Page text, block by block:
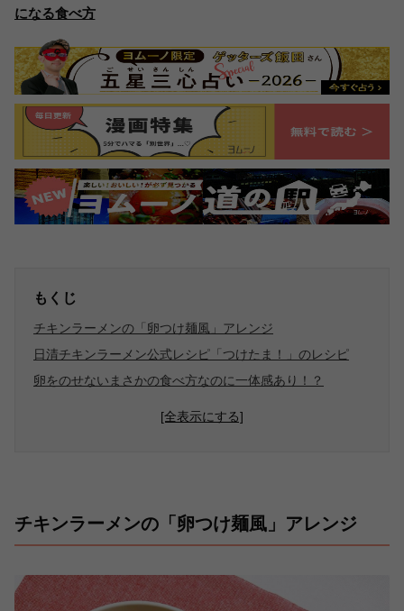
になる食べ方
もくじ
チキンラーメンの「卵つけ麺風」アレンジ
日清チキンラーメン公式レシピ「つけたま！」のレシピ
卵をのせないまさかの食べ方なのに一体感あり！？
[全表示にする]
チキンラーメンの「卵つけ麺風」アレンジ